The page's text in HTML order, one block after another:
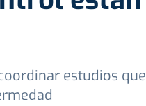
estudios que